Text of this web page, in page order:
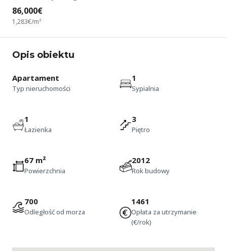
86,000€
1,283€/m²
Opis obiektu
Apartament
Typ nieruchomości
1
Sypialnia
1
Łazienka
3
Piętro
67 m²
Powierzchnia
2012
Rok budowy
700
Odległość od morza
1461
Opłata za utrzymanie
(€/rok)